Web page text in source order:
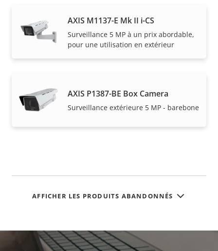
AXIS M1137-E Mk II i-CS
Surveillance 5 MP à un prix abordable,
pour une utilisation en extérieur
AXIS P1387-BE Box Camera
Surveillance extérieure 5 MP - barebone
AFFICHER LES PRODUITS ABANDONNÉS